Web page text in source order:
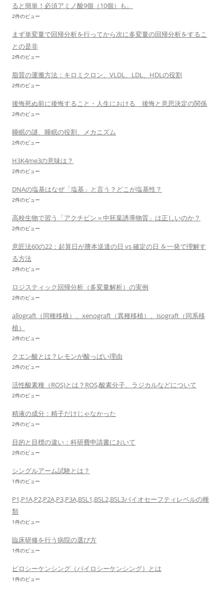
ると簡単！必須アミノ酸9個（10個）も。
2件のビュー
まず単変量で回帰分析を行ってから次に多変量の回帰分析をするこ
との是非
2件のビュー
脂質の運搬方法：キロミクロン、VLDL、LDL、HDLの役割
2件のビュー
後悔死ぬ前に後悔すること・人生における 後悔と意思決定の関係
2件のビュー
睡眠の謎、睡眠の役割、メカニズム
2件のビュー
H3K4me3の意味は？
2件のビュー
DNAの塩基はなぜ「塩基」と言う？どこが塩基性？
2件のビュー
高校生物で習う「アクチビン＝中胚葉誘導物質」は正しいのか？
2件のビュー
意匠法60の22：起算日が謄本送達の日 vs 確定の日 を一発で理解す
る方法
2件のビュー
ロジスティック回帰分析（多変量解析）の実例
2件のビュー
allograft（同種移植）、xenograft（異種移植）、isograft（同系移
植）
2件のビュー
クエン酸とは？レモンが酸っぱい理由
2件のビュー
活性酸素種（ROS)とは？ROS,酸素分子、ラジカルなどについて
2件のビュー
精液の成分：精子だけじゃなかった
2件のビュー
目的と目標の違い：科研費申請書において
2件のビュー
シングルアーム試験とは？
1件のビュー
P1,P1A,P2,P2A,P3,P3A,BSL1,BSL2,BSL3バイオセーフティレベルの種
類
1件のビュー
臨床研修を行う病院の選び方
1件のビュー
ピロシーケンシング（パイロシーケンシング）とは
1件のビュー